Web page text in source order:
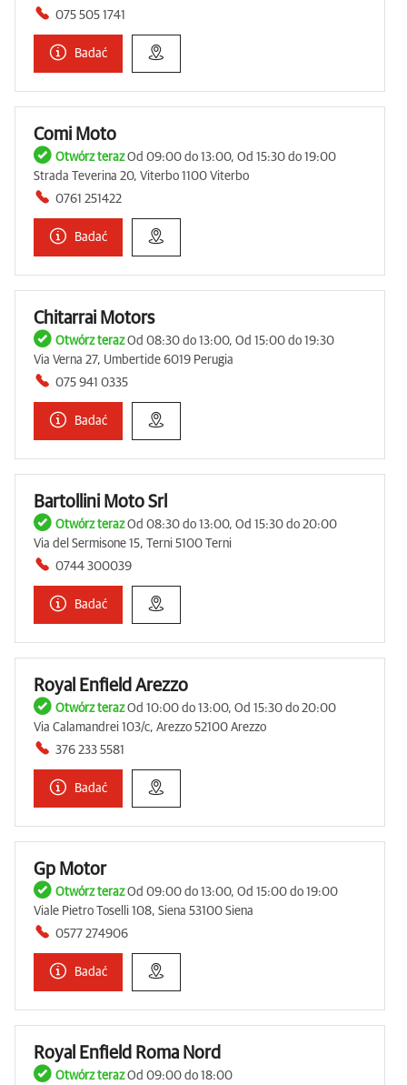
075 505 1741
Badać
Comi Moto
Otwórz terazOd 09:00 do 13:00, Od 15:30 do 19:00
Strada Teverina 20, Viterbo 1100 Viterbo
0761 251422
Badać
Chitarrai Motors
Otwórz terazOd 08:30 do 13:00, Od 15:00 do 19:30
Via Verna 27, Umbertide 6019 Perugia
075 941 0335
Badać
Bartollini Moto Srl
Otwórz terazOd 08:30 do 13:00, Od 15:30 do 20:00
Via del Sermisone 15, Terni 5100 Terni
0744 300039
Badać
Royal Enfield Arezzo
Otwórz terazOd 10:00 do 13:00, Od 15:30 do 20:00
Via Calamandrei 103/c, Arezzo 52100 Arezzo
376 233 5581
Badać
Gp Motor
Otwórz terazOd 09:00 do 13:00, Od 15:00 do 19:00
Viale Pietro Toselli 108, Siena 53100 Siena
0577 274906
Badać
Royal Enfield Roma Nord
Otwórz terazOd 09:00 do 18:00